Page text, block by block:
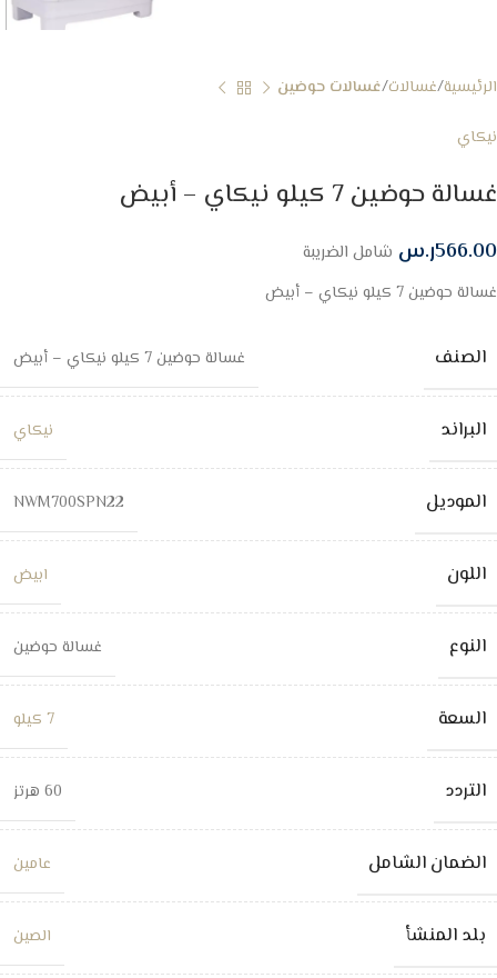
الرئيسية غسالات غسالات حوضين
نيكاي
غسالة حوضين 7 كيلو نيكاي – أبيض
566.00ر.س شامل الضريبة
غسالة حوضين 7 كيلو نيكاي – أبيض
الصنف غسالة حوضين 7 كيلو نيكاي – أبيض
البراند نيكاي
الموديل NWM700SPN22
اللون ابيض
النوع غسالة حوضين
السعة 7 كيلو
التردد 60 هرتز
الضمان الشامل عامين
بلد المنشأ الصين